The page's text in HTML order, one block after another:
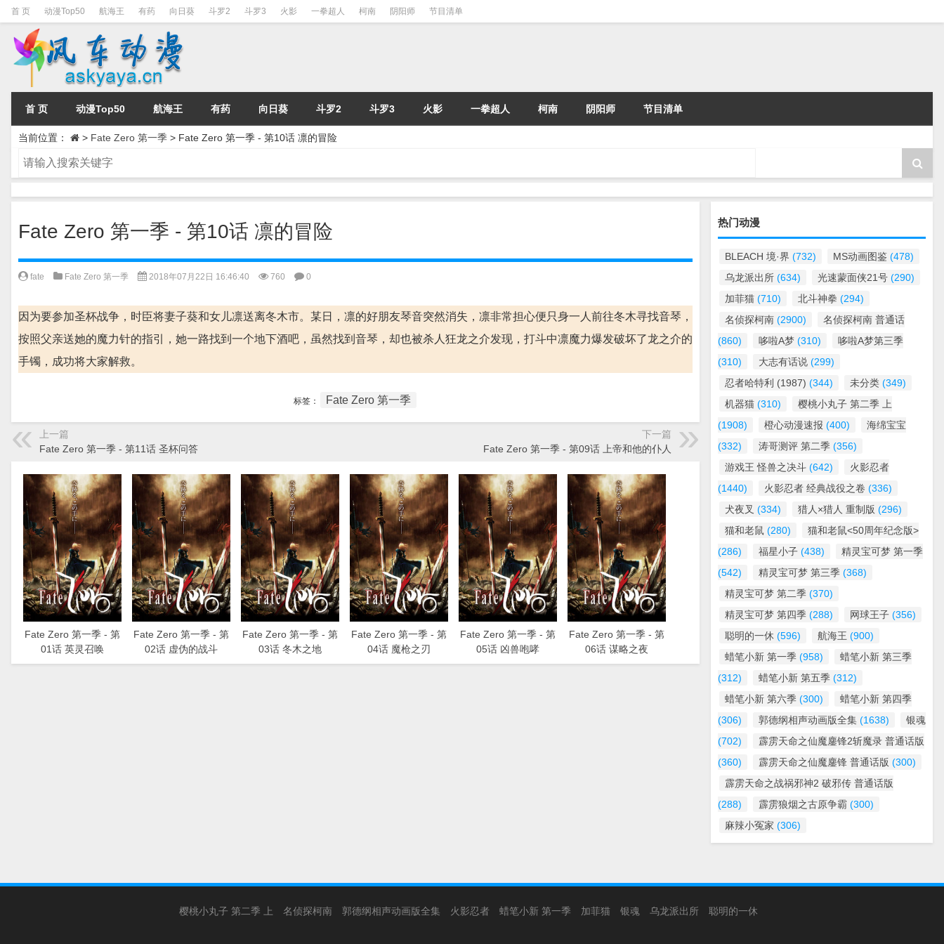
首 页 动漫Top50 航海王 有药 向日葵 斗罗2 斗罗3 火影 一拳超人 柯南 阴阳师 节目清单
首 页 动漫Top50 航海王 有药 向日葵 斗罗2 斗罗3 火影 一拳超人 柯南 阴阳师 节目清单
当前位置： > Fate Zero 第一季 > Fate Zero 第一季 - 第10话 凛的冒险
Fate Zero 第一季 - 第10话 凛的冒险
fate Fate Zero 第一季 2018年07月22日 16:46:40 760 0
因为要参加圣杯战争，时臣将妻子葵和女儿凛送离冬木市。某日，凛的好朋友琴音突然消失，凛非常担心便只身一人前往冬木寻找音琴，
按照父亲送她的魔力针的指引，她一路找到一个地下酒吧，虽然找到音琴，却也被杀人狂龙之介发现，打斗中凛魔力爆发破坏了龙之介的
手镯，成功将大家解救。
标签： Fate Zero 第一季
上一篇
Fate Zero 第一季 - 第11话 圣杯问答
下一篇
Fate Zero 第一季 - 第09话 上帝和他的仆人
Fate Zero 第一季 - 第
01话 英灵召唤
Fate Zero 第一季 - 第
02话 虚伪的战斗
Fate Zero 第一季 - 第
03话 冬木之地
Fate Zero 第一季 - 第
04话 魔枪之刃
Fate Zero 第一季 - 第
05话 凶兽咆哮
Fate Zero 第一季 - 第
06话 谋略之夜
热门动漫
BLEACH 境·界 (732) MS动画图鉴 (478)
乌龙派出所 (634) 光速蒙面侠21号 (290)
加菲猫 (710) 北斗神拳 (294)
名侦探柯南 (2900)
名侦探柯南 普通话
(860)
哆啦A梦 (310)
哆啦A梦第三季
(310)
大志有话说 (299)
忍者哈特利 (1987) (344) 未分类 (349)
机器猫 (310)
樱桃小丸子 第二季 上
(1908)
橙心动漫速报 (400)
海绵宝宝
(332)
涛哥测评 第二季 (356)
游戏王 怪兽之决斗 (642)
火影忍者
(1440)
火影忍者 经典战役之卷 (336)
犬夜叉 (334) 猎人×猎人 重制版 (296)
猫和老鼠 (280)
猫和老鼠<50周年纪念版>
(286)
福星小子 (438)
精灵宝可梦 第一季
(542)
精灵宝可梦 第三季 (368)
精灵宝可梦 第二季 (370)
精灵宝可梦 第四季 (288) 网球王子 (356)
聪明的一休 (596) 航海王 (900)
蜡笔小新 第一季 (958)
蜡笔小新 第三季
(312)
蜡笔小新 第五季 (312)
蜡笔小新 第六季 (300)
蜡笔小新 第四季
(306)
郭德纲相声动画版全集 (1638)
银魂
(702)
霹雳天命之仙魔鏖锋2斩魔录 普通话版
(360)
霹雳天命之仙魔鏖锋 普通话版 (300)
霹雳天命之战祸邪神2 破邪传 普通话版
(288)
霹雳狼烟之古原争霸 (300)
麻辣小冤家 (306)
樱桃小丸子 第二季 上 名侦探柯南 郭德纲相声动画版全集 火影忍者 蜡笔小新 第一季 加菲猫 银魂 乌龙派出所 聪明的一休